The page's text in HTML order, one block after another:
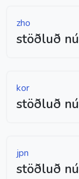
zho
stöðluð
kor
stöðluð
jpn
stöðluð